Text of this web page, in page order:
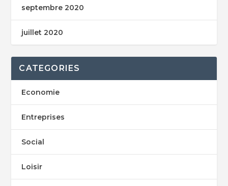
septembre 2020
juillet 2020
CATEGORIES
Economie
Entreprises
Social
Loisir